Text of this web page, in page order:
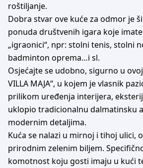
roštiljanje.
Dobra stvar ove kuće za odmor je
ponuda društvenih igara koje
„igraonici“, npr: stolni tenis, stolni
badminton oprema…i sl.
Osjećajte se udobno, sigurno u
VILLA MAJA“, u kojem je vlasnik
prilikom uređenja interijera,
uklopio tradicionalnu dalmatinsku
modernim detaljima.
Kuća se nalazi u mirnoj i tihoj ulici,
prirodnim zelenim biljem.
komotnost koju gosti imaju u kući